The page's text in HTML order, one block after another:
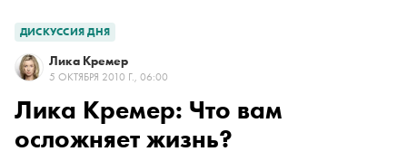
ДИСКУССИЯ ДНЯ
Лика Кремер
5 ОКТЯБРЯ 2010 Г., 06:00
Лика Кремер: Что вам
осложняет жизнь?